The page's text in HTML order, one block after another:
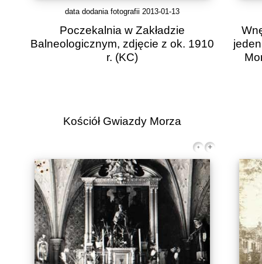
data dodania fotografii 2013-01-13
Poczekalnia w Zakładzie
Balneologicznym, zdjęcie z ok. 1910
r. (KC)
Kościół Gwiazdy Morza